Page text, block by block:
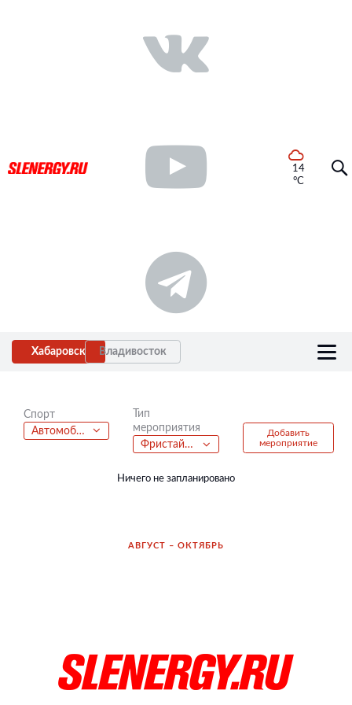
14
°C
Хабаровск Владивосток
Спорт
Автомобильный спорт
Тип
мероприятия
Фристайл батлы
Добавить
мероприятие
Ничего не запланировано
АВГУСТ – ОКТЯБРЬ